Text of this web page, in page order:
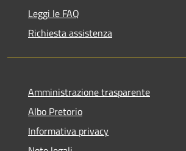
Leggi le FAQ
Richiesta assistenza
Amministrazione trasparente
Albo Pretorio
Informativa privacy